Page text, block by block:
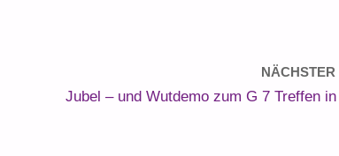
Jubel – und Wutdemo zum G 7 Treffen